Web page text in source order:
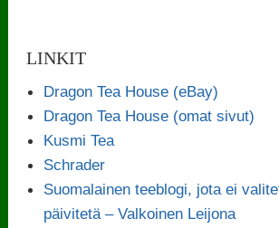
LINKIT
Dragon Tea House (eBay)
Dragon Tea House (omat sivut)
Kusmi Tea
Schrader
Suomalainen teeblogi, jota ei
päivitetä – Valkoinen Leijona